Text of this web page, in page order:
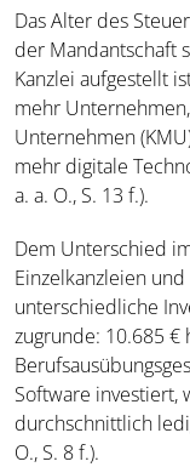
Das Alter des
der Mandantschaft
Kanzlei aufgestellt
mehr
Unternehmen
mehr digitale
a. a. O., S. 13 f.).
Dem Unterschied
Einzelkanzleien
unterschiedliche
zugrunde: 10.685 €
Software investiert,
durchschnittlich
O., S. 8 f.).